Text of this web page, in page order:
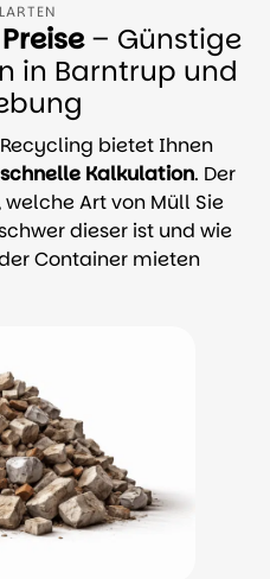
– Günstige
in Barntrup und
bietet Ihnen
Kalkulation. Der
Art von Müll Sie
dieser ist und wie
Container mieten